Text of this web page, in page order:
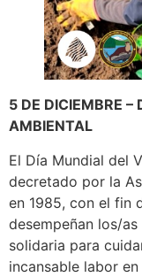
5 DE DICIEMBRE
AMBIENTAL
El Día Mundial del
decretado por la
en 1985, con el fin
desempeñan los/
solidaria para
incansable labor